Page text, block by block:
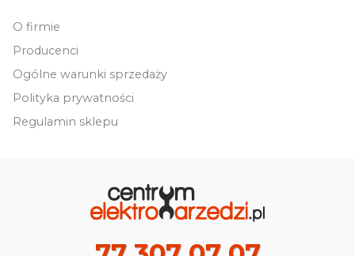
O firmie
Producenci
Ogólne warunki sprzedaży
Polityka prywatności
Regulamin sklepu